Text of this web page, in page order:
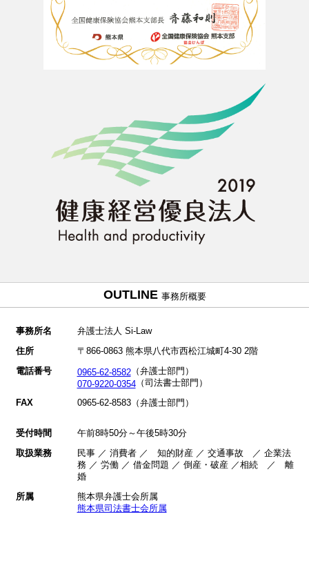
OUTLINE 事務所概要
事務所名
弁護士法人 Si-Law
住所
〒866-0863 熊本県八代市西松江城町4-30 2階
電話番号
0965-62-8582（弁護士部門）
070-9220-0354 （司法書士部門）
FAX
0965-62-8583（弁護士部門）
受付時間
午前8時50分～午後5時30分
取扱業務
民事 ／ 消費者 ／ 知的財産 ／ 交通事故 ／ 企業法
務 ／ 労働 ／ 借金問題 ／ 倒産・破産 ／相続 ／ 離
婚
所属
熊本県弁護士会所属
熊本県司法書士会所属